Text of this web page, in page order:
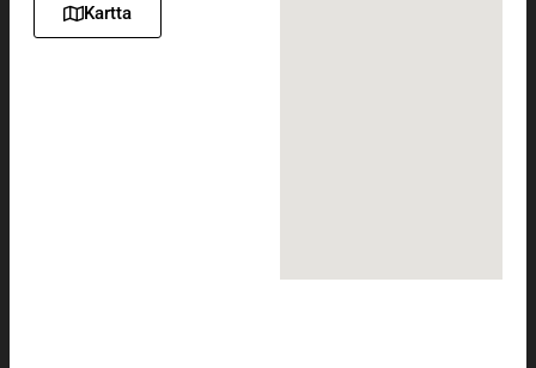
Kartta